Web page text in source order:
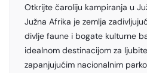
Otkrijte čaroliju kampiranja u
Južna Afrika je zemlja
divlje faune i bogate kulturne
idealnom destinacijom za
zapanjujućim nacionalnim